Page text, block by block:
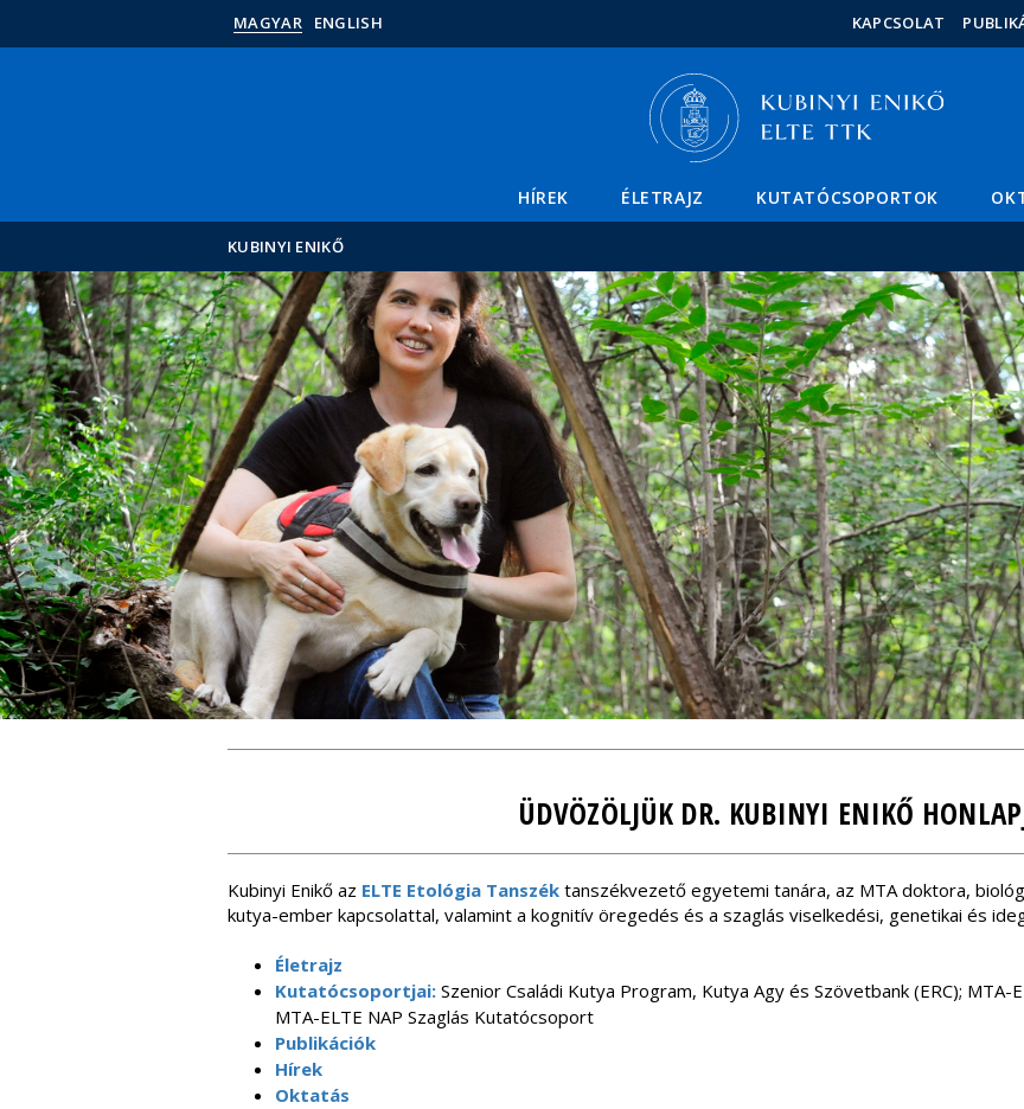
Események
MAGYAR ENGLISH KAPCSOLAT
HÍREK ÉLETRAJZ KUTATÓCSOPORTOK
KUBINYI ENIKŐ
ÜDVÖZÖLJÜK DR. KUBINYI ENIKŐ
Kubinyi Enikő az ELTE Etológia Tanszék tanszékvezető egyetemi tanára, az MTA doktora,
kutya-ember kapcsolattal, valamint a kognitív öregedés és a szaglás viselkedési, genetikai és
Életrajz
Kutatócsoportjai: Szenior Családi Kutya Program, Kutya Agy és Szövetbank (ERC);
MTA-ELTE NAP Szaglás Kutatócsoport
Publikációk
Hírek
Oktatás